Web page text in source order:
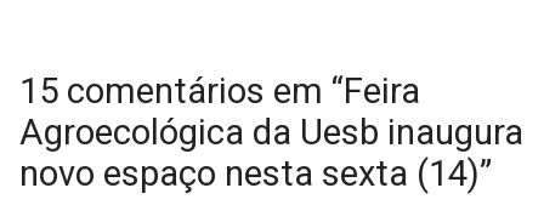
15 comentários em “Feira
Agroecológica da Uesb inaugura
novo espaço nesta sexta (14)”